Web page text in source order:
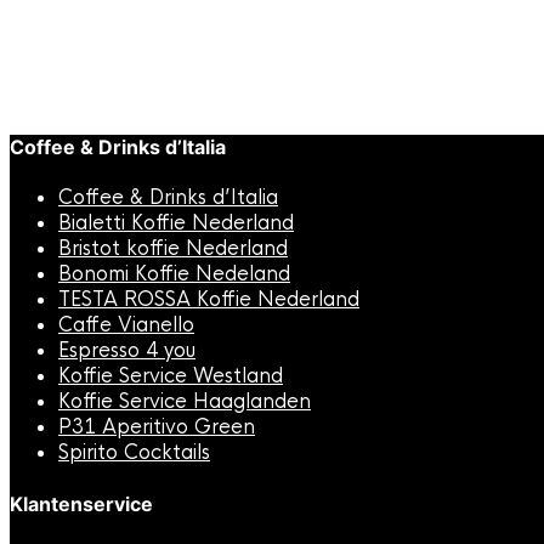
Coffee & Drinks d’Italia
Coffee & Drinks d’Italia
Bialetti Koffie Nederland
Bristot koffie Nederland
Bonomi Koffie Nedeland
TESTA ROSSA Koffie Nederland
Caffe Vianello
Espresso 4 you
Koffie Service Westland
Koffie Service Haaglanden
P31 Aperitivo Green
Spirito Cocktails
Klantenservice